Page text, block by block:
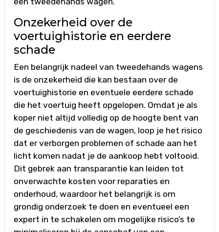
Onzekerheid over de
voertuighistorie en eerdere
schade
Een belangrijk nadeel van tweedehands wagens
is de onzekerheid die kan bestaan over de
voertuighistorie en eventuele eerdere schade
die het voertuig heeft opgelopen. Omdat je als
koper niet altijd volledig op de hoogte bent van
de geschiedenis van de wagen, loop je het risico
dat er verborgen problemen of schade aan het
licht komen nadat je de aankoop hebt voltooid.
Dit gebrek aan transparantie kan leiden tot
onverwachte kosten voor reparaties en
onderhoud, waardoor het belangrijk is om
grondig onderzoek te doen en eventueel een
expert in te schakelen om mogelijke risico’s te